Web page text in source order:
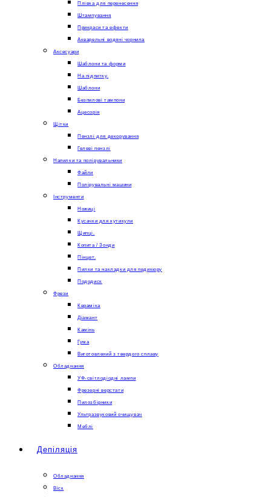
Плівка для перенесення
Штампування
Прикраси та ефекти
Акварельні водяні чорнила
Аксесуари
Шаблони та форми
На підпитку.
Шаблони
Безпилові тампони
Ацесорія
Щітки
Пензлі для декорування
Гелеві пензлі
Напилки та полірувальники
Файли
Полірувальні машини
Інструменти
Ножиці
Кусачки для кутикули
Щипці.
Копита / Зонди
Пінцет.
Пилки та накладки для педикюру
Пододиск
Фрези
Кераміка
Діамант
Камінь
Гума
Виготовлений з твердого сплаву
Обладнання
УФ-світлодіодні лампи
Фрезерні верстати
Пилозбірники
Ультразвуковий очищувач
Меблі
Депіляція
Обладнання
Віск